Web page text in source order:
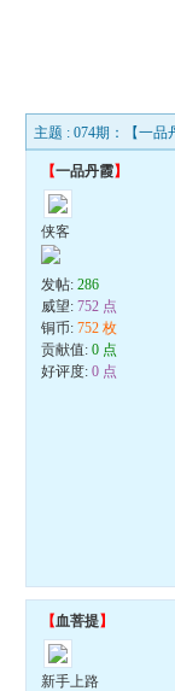
主题 : 074期：【一
【一品丹霞】
侠客
发帖:286
威望:752 点
铜币:752 枚
贡献值:0 点
好评度:0 点
【血菩提】
新手上路